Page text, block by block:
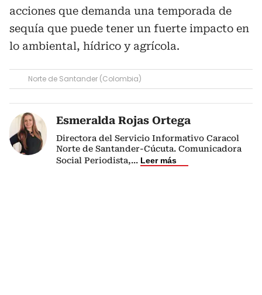
acciones que demanda una temporada de
sequía que puede tener un fuerte impacto en
lo ambiental, hídrico y agrícola.
Norte de Santander (Colombia)
Esmeralda Rojas Ortega
Directora del Servicio Informativo Caracol
Norte de Santander-Cúcuta. Comunicadora
Social Periodista,... Leer más